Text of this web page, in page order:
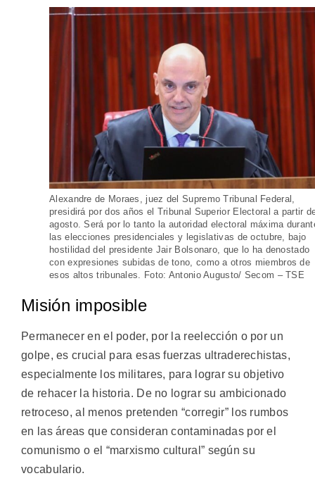
Alexandre de Moraes, juez del Supremo Tribunal Federal,
presidirá por dos años el Tribunal Superior Electoral a partir
agosto. Será por lo tanto la autoridad electoral máxima
las elecciones presidenciales y legislativas de octubre, bajo
hostilidad del presidente Jair Bolsonaro, que lo ha denostado
con expresiones subidas de tono, como a otros miembros de
esos altos tribunales. Foto: Antonio Augusto/ Secom – TSE
Misión imposible
Permanecer en el poder, por la reelección o por un
golpe, es crucial para esas fuerzas ultraderechistas,
especialmente los militares, para lograr su objetivo
de rehacer la historia. De no lograr su ambicionado
retroceso, al menos pretenden “corregir” los rumbos
en las áreas que consideran contaminadas por el
comunismo o el “marxismo cultural” según su
vocabulario.